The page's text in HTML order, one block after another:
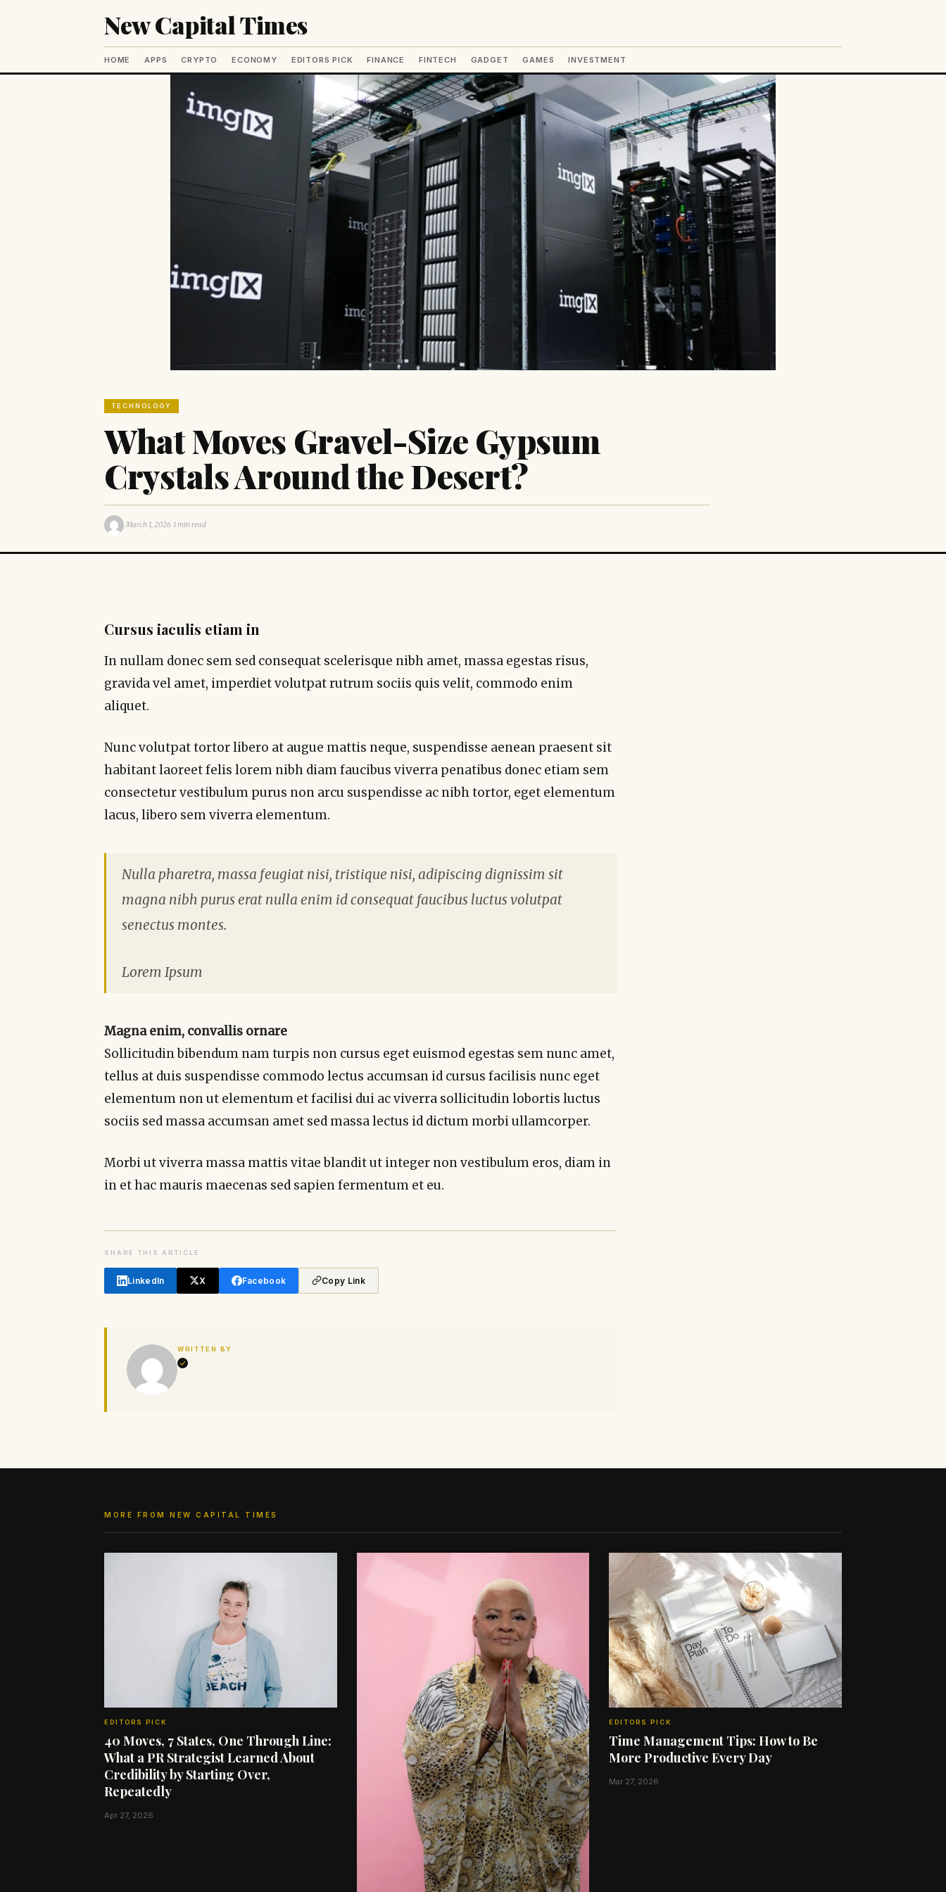
New Capital Times
HOME APPS CRYPTO ECONOMY EDITORS PICK FINANCE FINTECH GADGET GAMES INVESTMENT
TECHNOLOGY
What Moves Gravel-Size Gypsum
Crystals Around the Desert?
March 1, 2026 1 min read
Cursus iaculis etiam in
In nullam donec sem sed consequat scelerisque nibh amet, massa egestas risus,
gravida vel amet, imperdiet volutpat rutrum sociis quis velit, commodo enim
aliquet.
Nunc volutpat tortor libero at augue mattis neque, suspendisse aenean praesent sit
habitant laoreet felis lorem nibh diam faucibus viverra penatibus donec etiam sem
consectetur vestibulum purus non arcu suspendisse ac nibh tortor, eget elementum
lacus, libero sem viverra elementum.
Nulla pharetra, massa feugiat nisi, tristique nisi, adipiscing dignissim sit
magna nibh purus erat nulla enim id consequat faucibus luctus volutpat
senectus montes.
Lorem Ipsum
Magna enim, convallis ornare
Sollicitudin bibendum nam turpis non cursus eget euismod egestas sem nunc amet,
tellus at duis suspendisse commodo lectus accumsan id cursus facilisis nunc eget
elementum non ut elementum et facilisi dui ac viverra sollicitudin lobortis luctus
sociis sed massa accumsan amet sed massa lectus id dictum morbi ullamcorper.
Morbi ut viverra massa mattis vitae blandit ut integer non vestibulum eros, diam in
in et hac mauris maecenas sed sapien fermentum et eu.
SHARE THIS ARTICLE
LinkedIn X Facebook Copy Link
WRITTEN BY
MORE FROM NEW CAPITAL TIMES
EDITORS PICK
40 Moves, 7 States, One Through Line:
What a PR Strategist Learned About
Credibility by Starting Over,
Repeatedly
Apr 27, 2026
EDITORS PICK
Time Management Tips: How to Be
More Productive Every Day
Mar 27, 2026